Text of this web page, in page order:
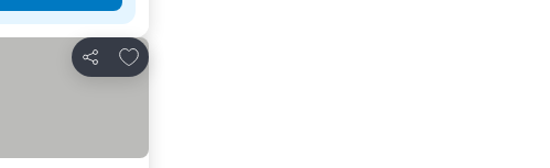
Jaa
Lisää suosikkeihin